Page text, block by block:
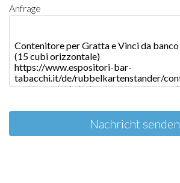
Anfrage
Nachricht senden